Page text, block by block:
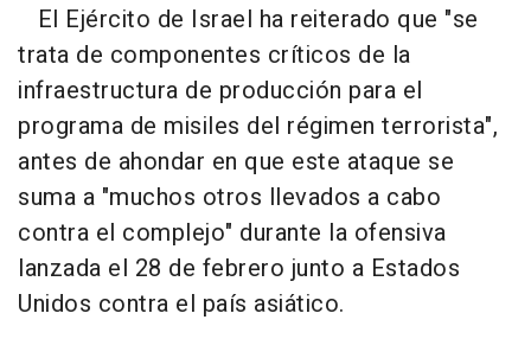
El Ejército de Israel ha reiterado que "se
trata de componentes críticos de la
infraestructura de producción para el
programa de misiles del régimen terrorista",
antes de ahondar en que este ataque se
suma a "muchos otros llevados a cabo
contra el complejo" durante la ofensiva
lanzada el 28 de febrero junto a Estados
Unidos contra el país asiático.